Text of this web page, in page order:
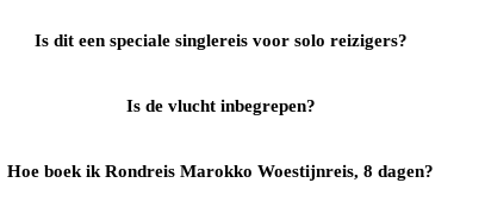
Is dit een speciale singlereis voor solo reizigers?
Is de vlucht inbegrepen?
Hoe boek ik Rondreis Marokko Woestijnreis, 8 dagen?